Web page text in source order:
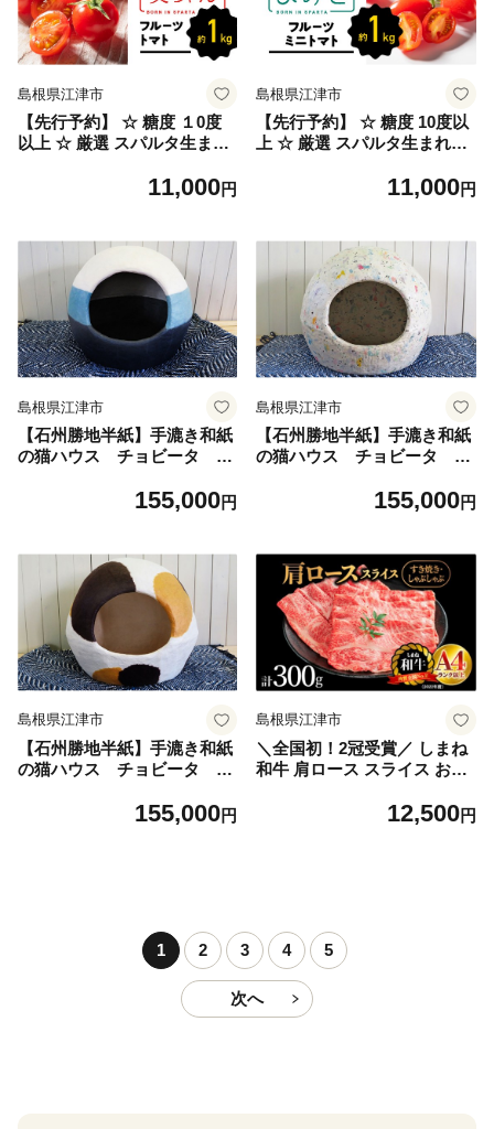
島根県江津市
【先行予約】 ☆ 糖度 １0度
以上 ☆ 厳選 スパルタ生まれ
約1kg 【GC-35】 【2027年4
ちゃん トマト フルーツトマ
ト 野菜 トマト 完熟 新鮮 冷
11,000円
島根県江津市
【先行予約】 ☆ 糖度 10度以
上 ☆ 厳選 スパルタ生まれの
C-36】 【2027年4月中旬～6
ト トマト 野菜 サラダ 完熟
新鮮 産地直送 冷蔵
11,000円
島根県江津市
【石州勝地半紙】手漉き和紙
の猫ハウス チョビータ ブ
155,000円
島根県江津市
【石州勝地半紙】手漉き和紙
の猫ハウス チョビータ コ
155,000円
島根県江津市
【石州勝地半紙】手漉き和紙
の猫ハウス チョビータ 三
155,000円
島根県江津市
＼全国初！2冠受賞／ しまね
和牛 肩ロース スライス お試
装）NK-9｜牛肉 黒毛和牛 島
12,500円
1 2 3 4 5
次へ